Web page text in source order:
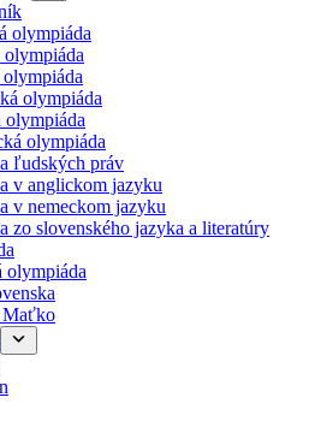
olympiáda
olympiáda
olympiáda
olympiáda
olympiáda
ľudských práv
v anglickom jazyku
v nemeckom jazyku
zo slovenského jazyka a literatúry
olympiáda
Maťko